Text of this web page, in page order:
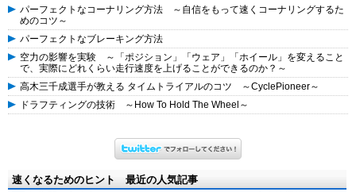
パーフェクトなコーナリング方法 ～自信をもって速くコーナリングするた
めのコツ～
パーフェクトなブレーキング方法
空力の影響を実験 ～「ポジション」「ウェア」「ホイール」を変えること
で、実際にどれくらい走行速度を上げることができるのか？～
高木三千成選手が教える タイムトライアルのコツ ～CyclePioneer～
ドラフティングの技術 ～How To Hold The Wheel～
速くなるためのヒント 最近の人気記事